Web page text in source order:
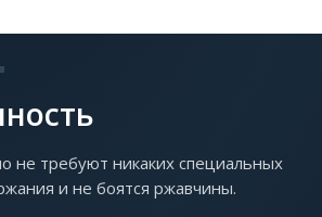
не требуют никаких специальных
и не боятся ржавчины.